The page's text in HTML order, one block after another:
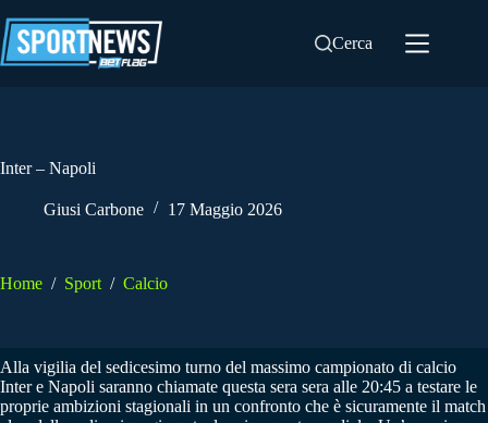
al
contenuto
Cerca
Inter – Napoli
Giusi Carbone 17 Maggio 2026
Home / Sport / Calcio
Alla vigilia del sedicesimo turno del massimo campionato di calcio
Inter e Napoli saranno chiamate questa sera sera alle 20:45 a testare le
proprie ambizioni stagionali in un confronto che è sicuramente il match